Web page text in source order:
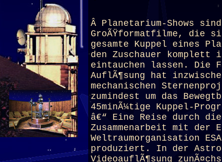
Â Planetarium-Shows
GroÃŸformatfilme, die
gesamte Kuppel eines
den Zuschauer
eintauchen lassen. Die
AuflÃ¶sung hat
mechanischen
zumindest um das
45minÃ¼tige Kuppel-
â€“ Eine Reise durch
Zusammenarbeit mit der
Weltraumorganisation
produziert. In der
VideoauflÃ¶sung